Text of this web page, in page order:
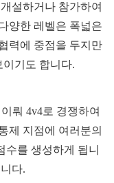
설하거나 참가하여
양한 레벨은 폭넓은
력에 중점을 두지만
기도 합니다.
뤄 4v4로 경쟁하여
제 지점에 여러분의
수를 생성하게 됩니
다.